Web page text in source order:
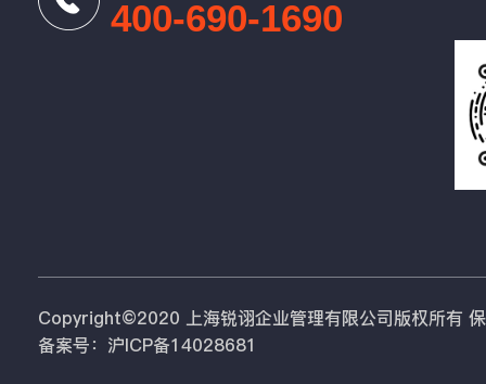
400-690-1690
Copyright©2020 上海锐诩企业管理有限公司版权所有
备案号：沪ICP备14028681